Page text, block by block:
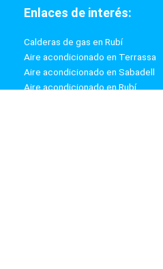
Enlaces de interés:
Calderas de gas en Rubí
Aire acondicionado en Terrassa
Aire acondicionado en Sabadell
Aire acondicionado en Rubí